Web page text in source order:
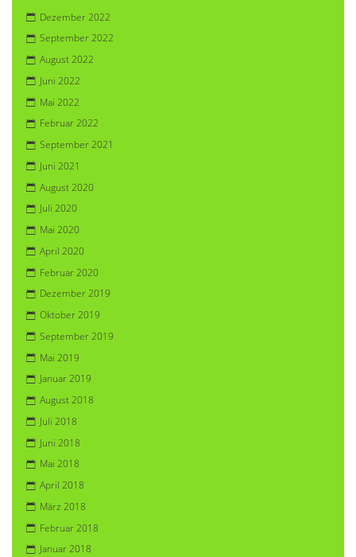
Dezember 2022
September 2022
August 2022
Juni 2022
Mai 2022
Februar 2022
September 2021
Juni 2021
August 2020
Juli 2020
Mai 2020
April 2020
Februar 2020
Dezember 2019
Oktober 2019
September 2019
Mai 2019
Januar 2019
August 2018
Juli 2018
Juni 2018
Mai 2018
April 2018
März 2018
Februar 2018
Januar 2018